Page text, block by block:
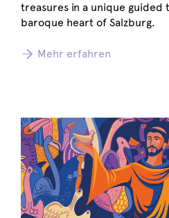
treasures in a unique guided
baroque heart of Salzburg.
Mehr erfahren